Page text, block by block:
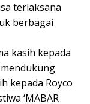
terlaksana
berbagai
kasih kepada
kepada Royco
‘MABAR